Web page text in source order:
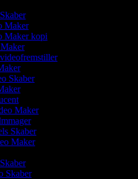
Maker
Maker kopi
Maker
Skaber
Maker
Skaber
Maker
Skaber